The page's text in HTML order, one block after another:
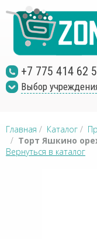
+7 775 414 62
Выбор
Главная / Каталог /
/ Торт Яшкино
Вернуться в каталог